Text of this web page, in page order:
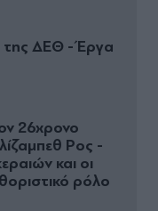
της ΔΕΘ - Έργα
26χρονο
Ρος -
και οι
ρόλο